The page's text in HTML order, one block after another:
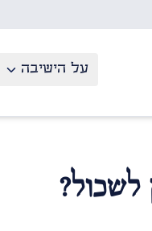
על הישיבה
לשכול?